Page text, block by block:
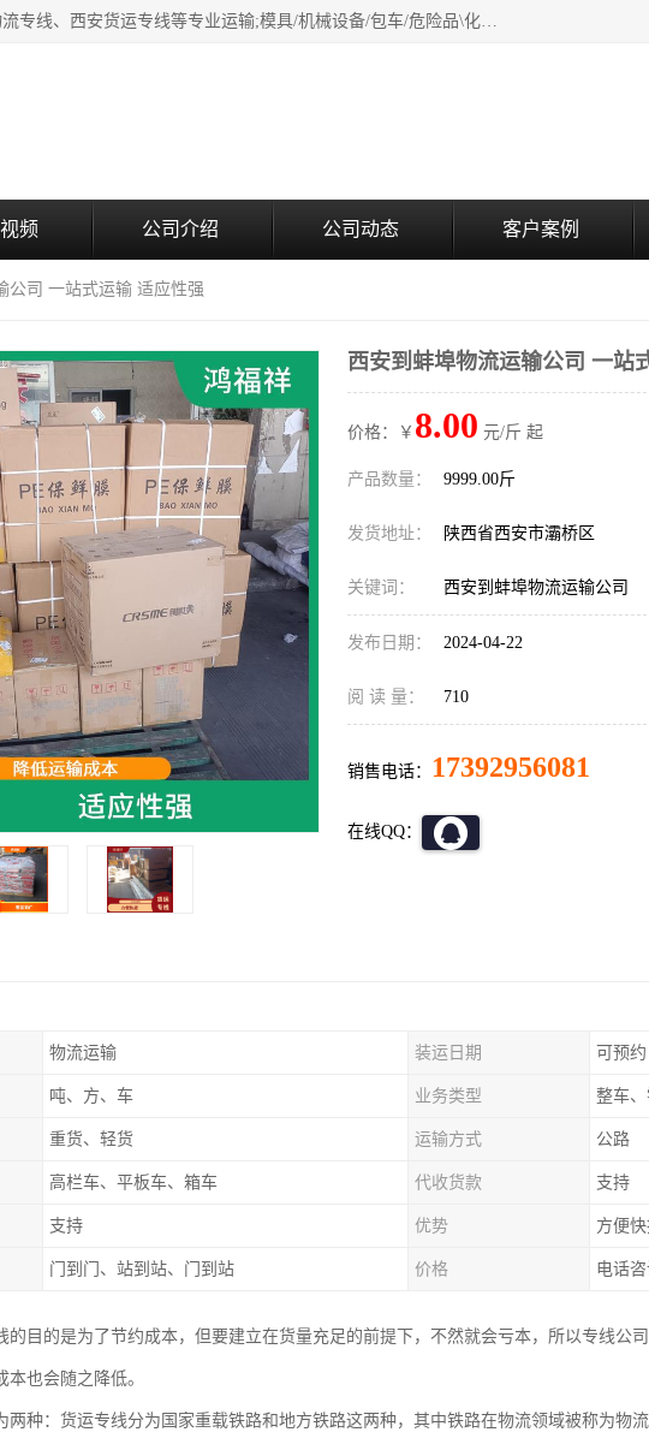
西安鸿福祥物流公司是西安轿车托运物流公司，从事：西安物流专线、西安货运专线等专业运输;模具/机械设备/包车/危险品\化工涂料/油漆机油\普通货物\食品\家具\贵重货物运输/易碎品运输/工艺品\行李\搬家运输等超限大件货物专业运输服务为一体。
频 公司介绍 公司动态 客户案例
公司 一站式运输 适应性强
西安到蚌埠物流运输公司 一站
价格：￥ 8.00 元/斤 起
产品数量： 9999.00斤
发货地址： 陕西省西安市灞桥区
关键词： 西安到蚌埠物流运输公司
发布日期： 2024-04-22
阅 读 量： 710
销售电话： 17392956081
在线QQ：
物流运输 装运日期 可预约
吨、方、车 业务类型 整车
重货、轻货 运输方式 公路
高栏车、平板车、箱车 代收货款 支持
支持 优势 方便
门到门、站到站、门到站 价格 电话咨
的目的是为了节约成本，但要建立在货量充足的前提下，不然就会亏本，所以专线公
本也会随之降低。
两种：货运专线分为国家重载铁路和地方铁路这两种，其中铁路在物流领域被称为物